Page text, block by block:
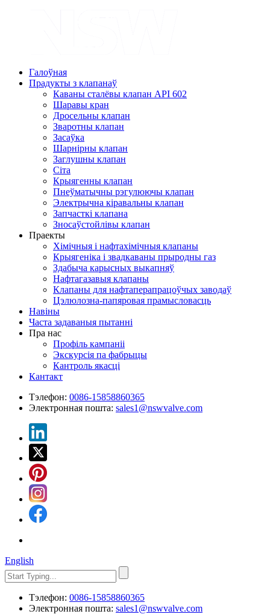
Галоўная
Прадукты з клапанаў
Каваны сталёвы клапан API 602
Шаравы кран
Дросельны клапан
Зваротны клапан
Засаўка
Шарнірны клапан
Заглушны клапан
Сіта
Крыягенны клапан
Пнеўматычны рэгулюючы клапан
Электрычна кіравальны клапан
Запчасткі клапана
Зносаўстойлівы клапан
Праекты
Хімічныя і нафтахімічныя клапаны
Крыягеніка і звадкаваны прыродны газ
Здабыча карысных выкапняў
Нафтагазавыя клапаны
Клапаны для нафтаперапрацоўчых заводаў
Цэлюлозна-папяровая прамысловасць
Навіны
Часта задаваныя пытанні
Пра нас
Профіль кампаніі
Экскурсія па фабрыцы
Кантроль якасці
Кантакт
Тэлефон: 0086-15858860365
Электронная пошта: sales1@nswvalve.com
English
Тэлефон: 0086-15858860365
Электронная пошта: sales1@nswvalve.com